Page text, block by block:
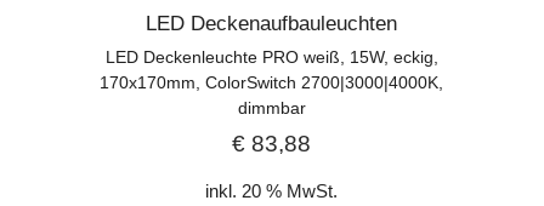
LED Deckenaufbauleuchten
LED Deckenleuchte PRO weiß, 15W, eckig,
170x170mm, ColorSwitch 2700|3000|4000K,
dimmbar
€ 83,88
inkl. 20 % MwSt.